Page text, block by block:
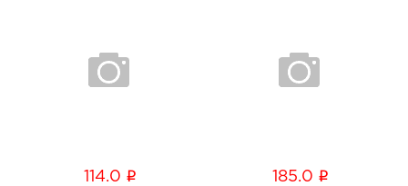
114.0 i 185.0 i